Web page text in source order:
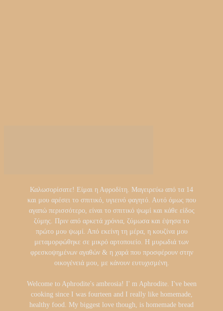
Καλωσορίσατε! Είμαι η Αφροδίτη. Μαγειρεύω από τα 14
και μου αρέσει το σπιτικό, υγιεινό φαγητό. Αυτό όμως που
αγαπώ περισσότερο, είναι το σπιτικό ψωμί και κάθε είδος
ζύμης. Πριν από αρκετά χρόνια, ζύμωσα και έψησα το
πρώτο μου ψωμί. Από εκείνη τη μέρα, η κουζίνα μου
μεταμορφώθηκε σε μικρό αρτοποιείο. Η μυρωδιά των
φρεσκοψημένων αγαθών & η χαρά που προσφέρουν στην
οικογένειά μου, με κάνουν ευτυχισμένη.
Welcome to Aphrodite's ambrosia! I' m Aphrodite. I've been
cooking since I was fourteen and I really like homemade,
healthy food. My biggest love though, is homemade bread